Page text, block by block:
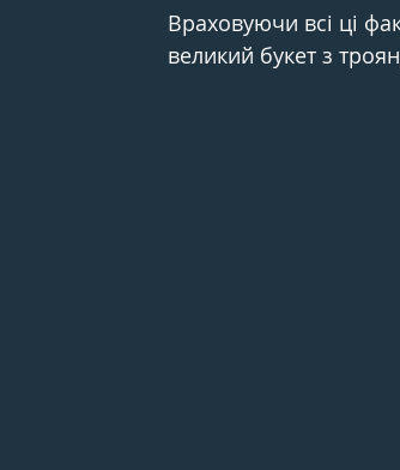
Враховуючи всі ці
великий букет з